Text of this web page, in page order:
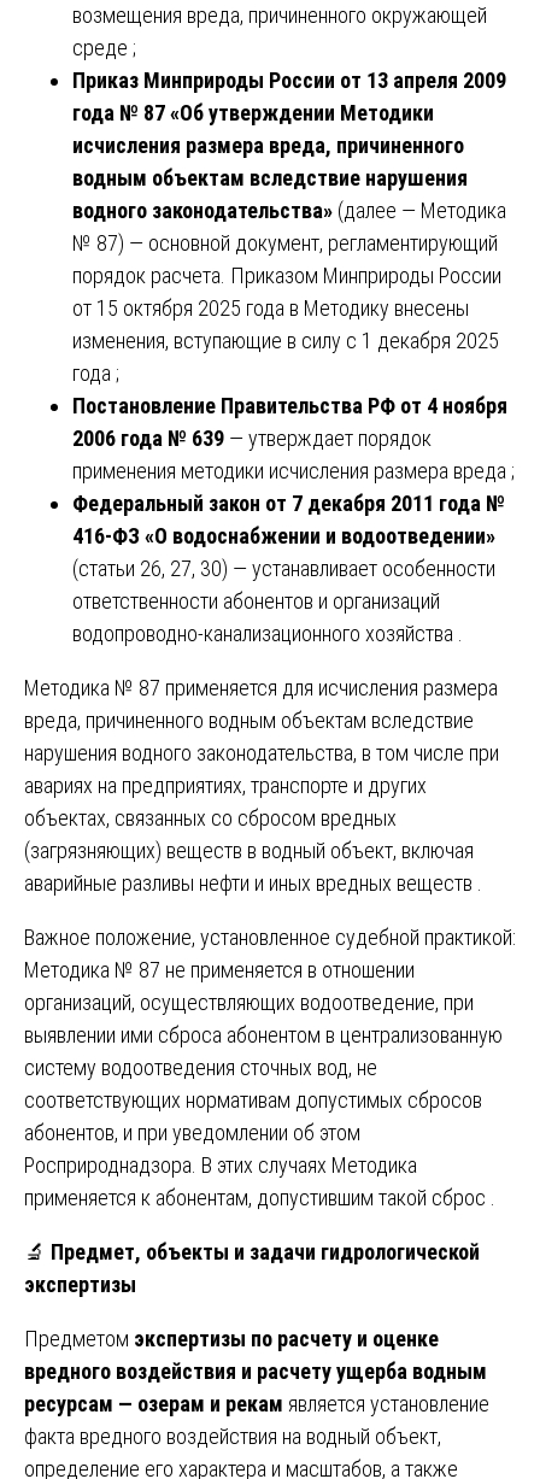
возмещения вреда, причиненного окружающей
среде ;
Приказ Минприроды России от 13 апреля 2009
года № 87 «Об утверждении Методики
исчисления размера вреда, причиненного
водным объектам вследствие нарушения
водного законодательства» (далее — Методика
№ 87) — основной документ, регламентирующий
порядок расчета. Приказом Минприроды России
от 15 октября 2025 года в Методику внесены
изменения, вступающие в силу с 1 декабря 2025
года ;
Постановление Правительства РФ от 4 ноября
2006 года № 639 — утверждает порядок
применения методики исчисления размера вреда ;
Федеральный закон от 7 декабря 2011 года №
416-ФЗ «О водоснабжении и водоотведении»
(статьи 26, 27, 30) — устанавливает особенности
ответственности абонентов и организаций
водопроводно-канализационного хозяйства .
Методика № 87 применяется для исчисления размера
вреда, причиненного водным объектам вследствие
нарушения водного законодательства, в том числе при
авариях на предприятиях, транспорте и других
объектах, связанных со сбросом вредных
(загрязняющих) веществ в водный объект, включая
аварийные разливы нефти и иных вредных веществ .
Важное положение, установленное судебной практикой:
Методика № 87 не применяется в отношении
организаций, осуществляющих водоотведение, при
выявлении ими сброса абонентом в централизованную
систему водоотведения сточных вод, не
соответствующих нормативам допустимых сбросов
абонентов, и при уведомлении об этом
Росприроднадзора. В этих случаях Методика
применяется к абонентам, допустившим такой сброс .
🔬 Предмет, объекты и задачи гидрологической
экспертизы
Предметом экспертизы по расчету и оценке
вредного воздействия и расчету ущерба водным
ресурсам — озерам и рекам является установление
факта вредного воздействия на водный объект,
определение его характера и масштабов, а также